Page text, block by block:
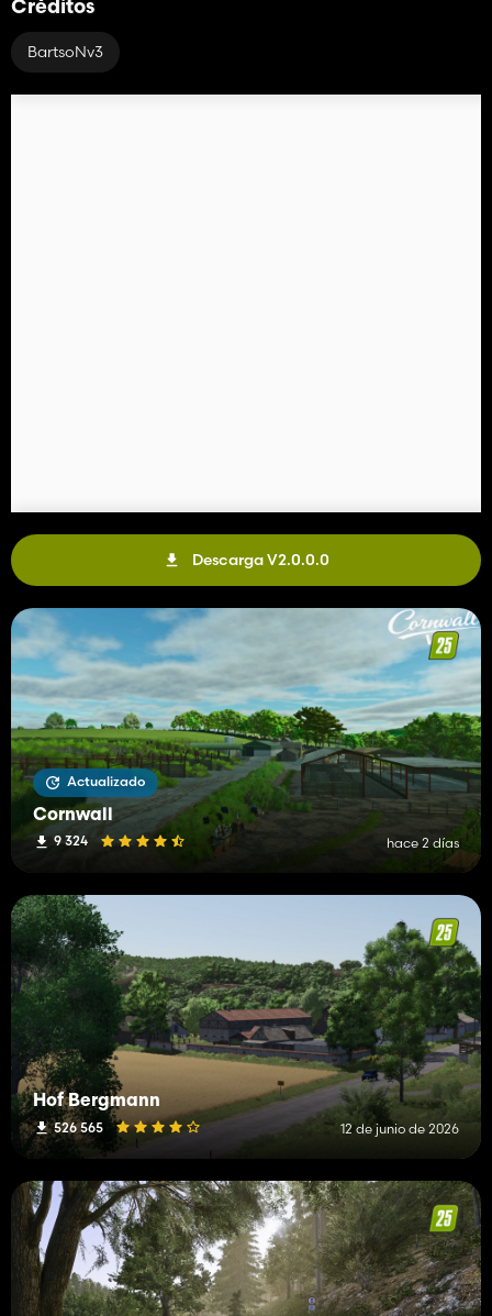
Créditos
BartsoNv3
Descarga V2.0.0.0
Actualizado
Cornwall
9 324 hace 2 días
Hof Bergmann
526 565 12 de junio de 2026